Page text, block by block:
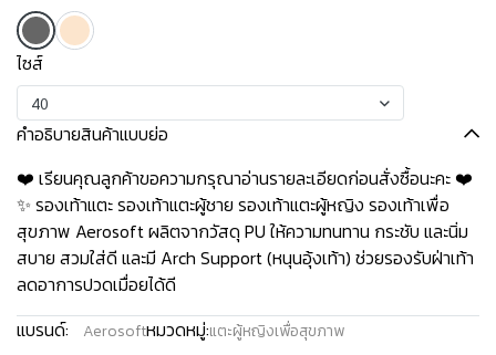
ไซส์
40
คำอธิบายสินค้าแบบย่อ
❤️ เรียนคุณลูกค้าขอความกรุณาอ่านรายละเอียดก่อนสั่งซื้อนะคะ️️ ️❤️
✨ รองเท้าแตะ รองเท้าแตะผู้ชาย รองเท้าแตะผู้หญิง รองเท้าเพื่อ
สุขภาพ Aerosoft ผลิตจากวัสดุ PU ให้ความทนทาน กระชับ และนิ่ม
สบาย สวมใส่ดี และมี Arch Support (หนุนอุ้งเท้า) ช่วยรองรับฝ่าเท้า
ลดอาการปวดเมื่อยได้ดี
แบรนด์:
Aerosoftหมวดหมู่:แตะผู้หญิงเพื่อสุขภาพ